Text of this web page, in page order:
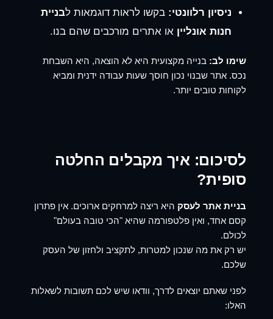
ניסיון רלוונטי: בקשו לראות דוגמאות לבניית
חנות אונליין או אתרים מורכבים שהם בנו.
שימו לב: בנייה מקצועית היא לא הוצאה, היא השבחת
נכס. אתר שבנוי נכון חוסך שעות עבודה ידנית ומביא
לקוחות טובים יותר.
לסיכום: איך מקבלים החלטה
סופית?
בניית אתר לעסק היא ריצה למרחקים ארוכים. אין פתרון
קסם אחד, ואין פלטפורמה שהיא "הכי טובה בעולם"
לכולם.
יש רק את מה שנכון למטרות, לתקציב ולחזון של העסק
שלכם.
לפני שאתם יוצאים לדרך, וודאו שיש לכם תשובות לשאלות
האלו: